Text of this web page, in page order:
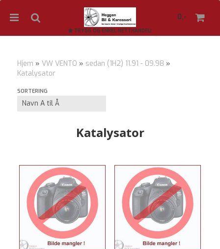
0,-
TRYGG OG ENKEL NETTHANDEL!
Hjem » VW VENTO » sedan (1H2) 11.91 - 09.98 »
Katalysator
SORTERING
Katalysator